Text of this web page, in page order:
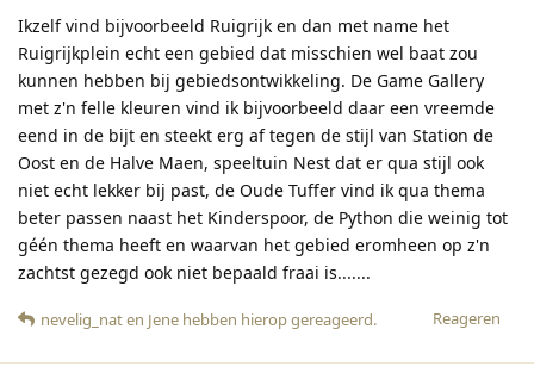
Ikzelf vind bijvoorbeeld Ruigrijk en dan met name het
Ruigrijkplein echt een gebied dat misschien wel baat zou
kunnen hebben bij gebiedsontwikkeling. De Game Gallery
met z'n felle kleuren vind ik bijvoorbeeld daar een vreemde
eend in de bijt en steekt erg af tegen de stijl van Station de
Oost en de Halve Maen, speeltuin Nest dat er qua stijl ook
niet echt lekker bij past, de Oude Tuffer vind ik qua thema
beter passen naast het Kinderspoor, de Python die weinig tot
géén thema heeft en waarvan het gebied eromheen op z'n
zachtst gezegd ook niet bepaald fraai is.......
Reageren
nevelig_naten Jene hebben hierop gereageerd.